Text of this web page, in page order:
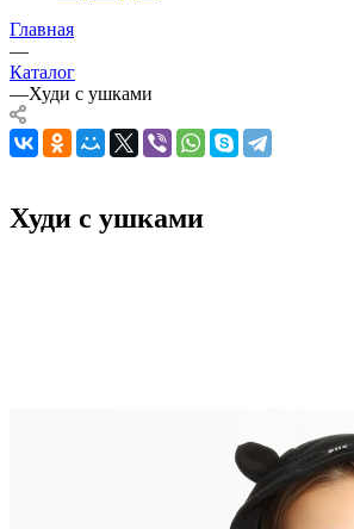
Главная
—
Каталог
—Худи с ушками
Худи с ушками